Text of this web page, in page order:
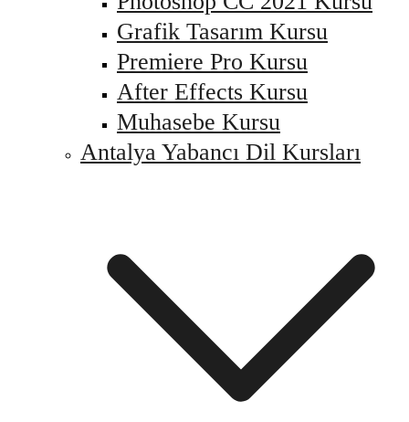
Grafik Tasarım Kursu
Premiere Pro Kursu
After Effects Kursu
Muhasebe Kursu
Antalya Yabancı Dil Kursları